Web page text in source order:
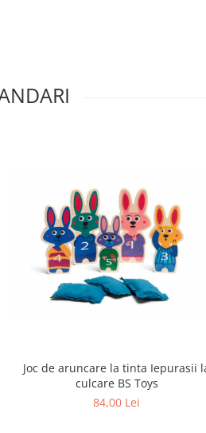
Joc de aruncare la tinta Iepurasii
culcare BS Toys
84,00 Lei